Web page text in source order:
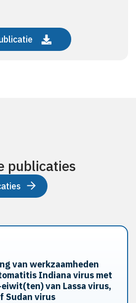
publicaties
van werkzaamheden
Indiana virus met
van Lassa virus,
Sudan virus